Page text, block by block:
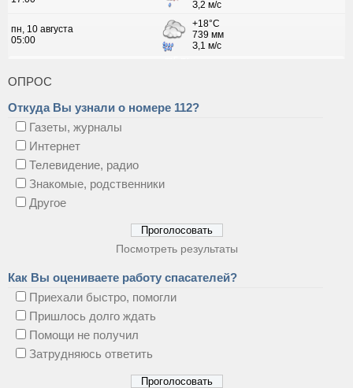
ОПРОС
Откуда Вы узнали о номере 112?
Газеты, журналы
Интернет
Телевидение, радио
Знакомые, родственники
Другое
Посмотреть результаты
Как Вы оцениваете работу спасателей?
Приехали быстро, помогли
Пришлось долго ждать
Помощи не получил
Затрудняюсь ответить